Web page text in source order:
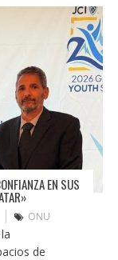
EN SUS
ONU
de